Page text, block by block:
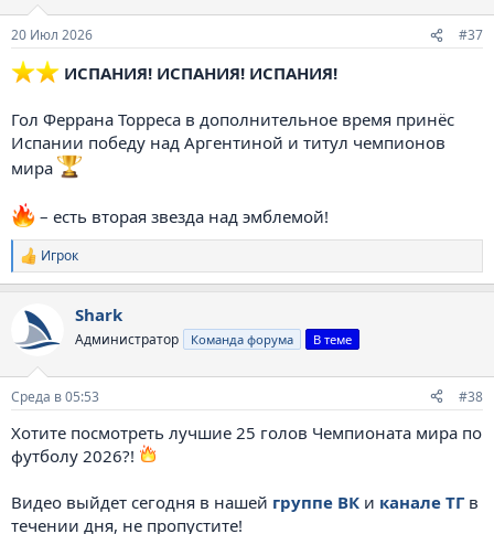
20 Июл 2026 #37
ИСПАНИЯ! ИСПАНИЯ! ИСПАНИЯ!
Гол Феррана Торреса в дополнительное время принёс
Испании победу над Аргентиной и титул чемпионов
мира
– есть вторая звезда над эмблемой!
Р
е
к
ц
и
Игрок
Shark
Администратор Команда форума В теме
Среда в 05:53 #38
Хотите посмотреть лучшие 25 голов Чемпионата мира по
футболу 2026?!
Видео выйдет сегодня в нашей группе ВК и канале ТГв
течении дня, не пропустите!